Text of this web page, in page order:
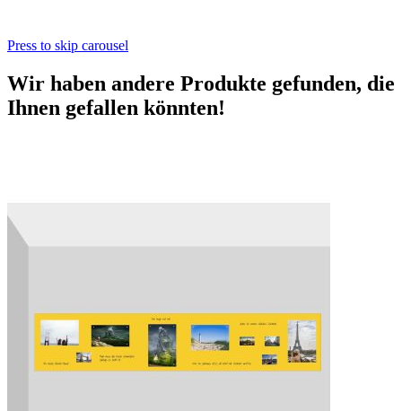
Press to skip carousel
Wir haben andere Produkte gefunden, die
Ihnen gefallen könnten!